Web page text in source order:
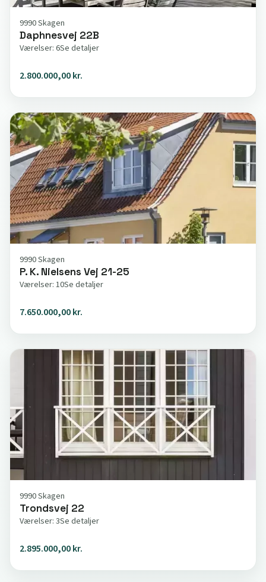
9990 Skagen
Daphnesvej 22B
Værelser: 6Se detaljer
2.800.000,00 kr.
9990 Skagen
P. K. Nielsens Vej 21-25
Værelser: 10Se detaljer
7.650.000,00 kr.
9990 Skagen
Trondsvej 22
Værelser: 3Se detaljer
2.895.000,00 kr.